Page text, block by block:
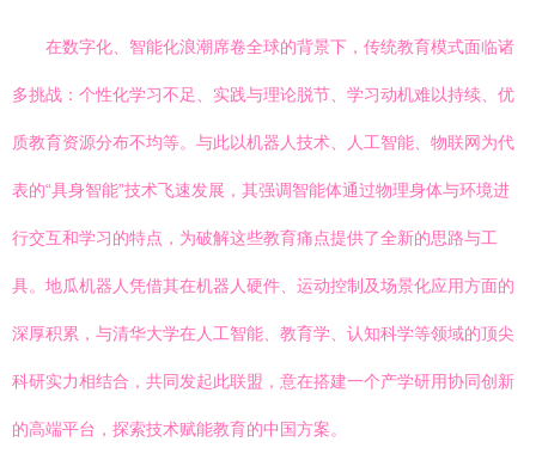
在数字化、智能化浪潮席卷全球的背景下，传统教育模式面临诸
多挑战：个性化学习不足、实践与理论脱节、学习动机难以持续、优
质教育资源分布不均等。与此以机器人技术、人工智能、物联网为代
表的“具身智能”技术飞速发展，其强调智能体通过物理身体与环境进
行交互和学习的特点，为破解这些教育痛点提供了全新的思路与工
具。地瓜机器人凭借其在机器人硬件、运动控制及场景化应用方面的
深厚积累，与清华大学在人工智能、教育学、认知科学等领域的顶尖
科研实力相结合，共同发起此联盟，意在搭建一个产学研用协同创新
的高端平台，探索技术赋能教育的中国方案。